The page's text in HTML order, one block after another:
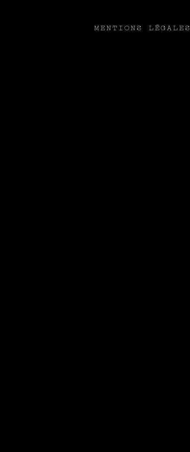
MENTIONS LÉGALES